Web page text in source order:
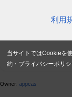
利用
Owner: appcas
当サイトではCookieを
約・プライバシーポリ